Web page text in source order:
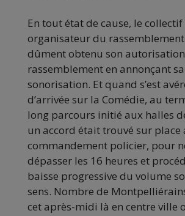
En tout état de cause, le collectif
organisateur du
dûment obtenu son
rassemblement en annonçant sa
sonorisation. Et quand s’est
d’arrivée sur la Comédie, au
long parcours initié aux halles
un accord était trouvé sur place
commandement policier, pour
dépasser les 16 heures et
baisse progressive du volume
sens. Nombre de
cet après-midi là en centre ville